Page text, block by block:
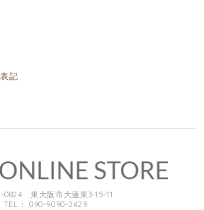
記
0824 東大阪市大蓮東3-15-11
TEL： 090-9090-2429